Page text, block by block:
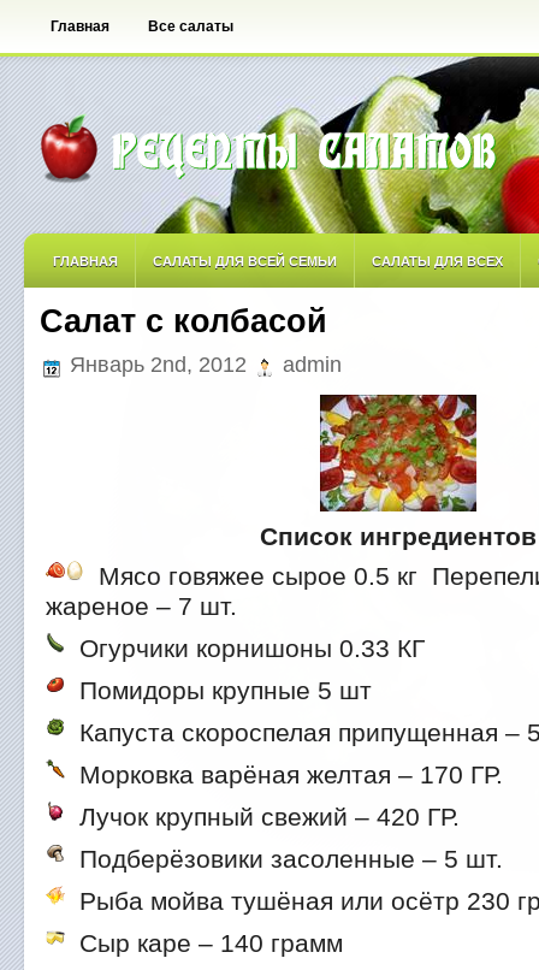
Главная Все салаты
ГЛАВНАЯ САЛАТЫ ДЛЯ ВСЕЙ СЕМЬИ САЛАТЫ ДЛЯ ВСЕХ
САЛАТЫ ОСТРЫЕ САЛАТЫ ПО АВТОРСКИМ РЕЦЕПТАМ
САЛАТЫ С ФРУКТАМИ
Салат с колбасой
Январь 2nd, 2012 admin
Список ингредиентов
Мясо говяжее сырое 0.5 кг
жареное – 7 шт.
Огурчики корнишоны 0.33 КГ
Помидоры крупные 5 шт
Капуста скороспелая припущенная –
Морковка варёная желтая – 170 ГР.
Лучок крупный свежий – 420 ГР.
Подберёзовики засоленные – 5 шт.
Рыба мойва тушёная или осётр 230
Сыр каре – 140 грамм